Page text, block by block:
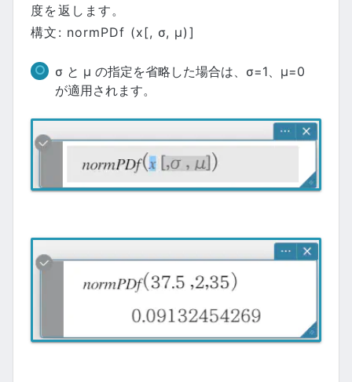
度を返します。
構文: normPDf (x[, σ, μ)]
σ と μ の指定を省略した場合は、σ=1、μ=0
が適用されます。